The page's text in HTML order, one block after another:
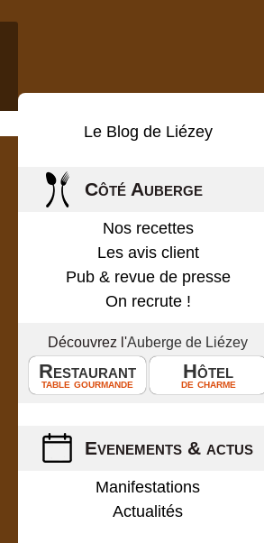
Le Blog de Liézey
Côté Auberge
Nos recettes
Les avis client
Pub & revue de presse
On recrute !
Découvrez l'Auberge de Liézey
Restaurant
table gourmande
Hôtel
de charme
Evenements & actus
Manifestations
Actualités